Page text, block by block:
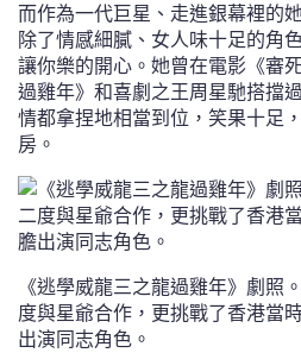
而作為一代巨星、走進銀幕裡的
除了情感細膩、女人味十足的角
讓你樂的開心。她曾在電影《審
過雞年》和喜劇之王周星馳搭擋
情都拿捏地相當到位，笑果十足
房。
《逃學威龍三之龍過雞年》劇照
度與星爺合作，更挑戰了香港當
出演同志角色。